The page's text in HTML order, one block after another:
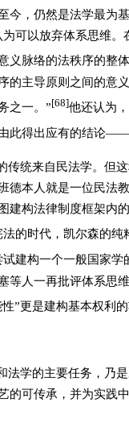
今，仍然是法学最为
为可以放弃体系思维
义脉络的法秩序的整
的主导原则之间的意
之一。” [68]他还认为
此得出应有的结论
传统来自民法学。但
德本人就是一位民法
建构法律制度框架
的时代，凯尔森的纯
建构一个一般国家学
等人一再批评体系思
”更是建构基本权利
法学的主要任务，乃
的可传承，并为实践